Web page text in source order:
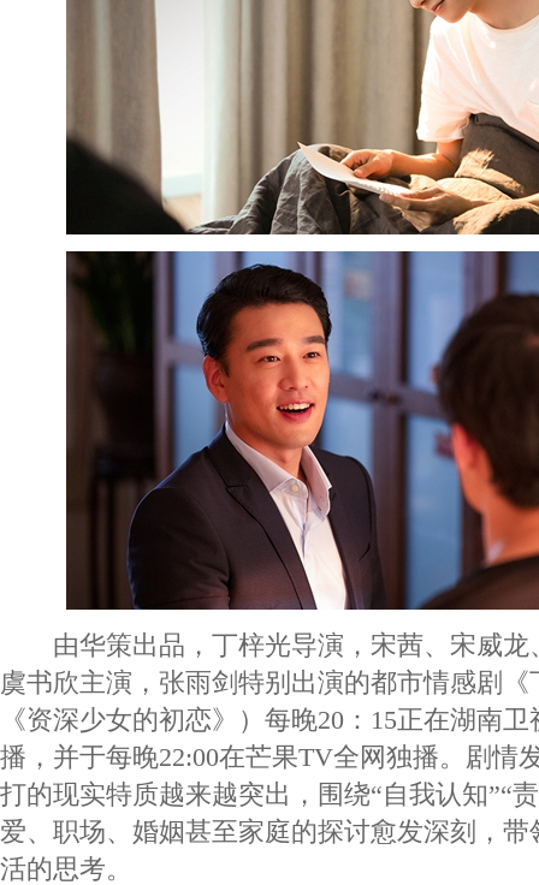
由华策出品，丁梓光导演，宋茜、宋威龙
虞书欣主演，张雨剑特别出演的都市情感剧
《资深少女的初恋》）每晚20：15正在湖南
播，并于每晚22:00在芒果TV全网独播。剧情
打的现实特质越来越突出，围绕“自我认知”“
爱、职场、婚姻甚至家庭的探讨愈发深刻，
活的思考。